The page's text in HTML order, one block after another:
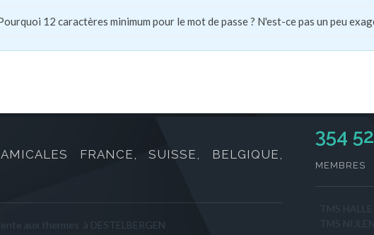
12 caractères minimum pour le mot de passe ? N'est-ce pas un peu
FRANCE, SUISSE, BELGIQUE,
aux thermes à DESTELBERGEN
354
MEMBRES